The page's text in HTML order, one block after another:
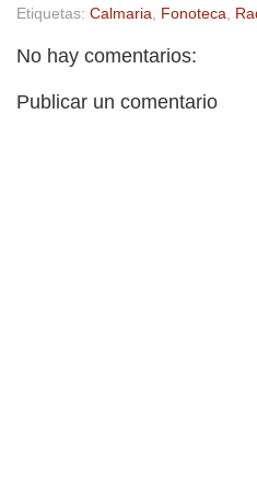
Etiquetas: Calmaria, Fonoteca,
No hay comentarios:
Publicar un comentario